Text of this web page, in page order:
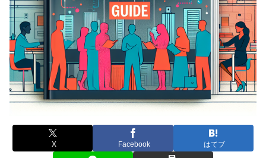
X Facebook はてブ